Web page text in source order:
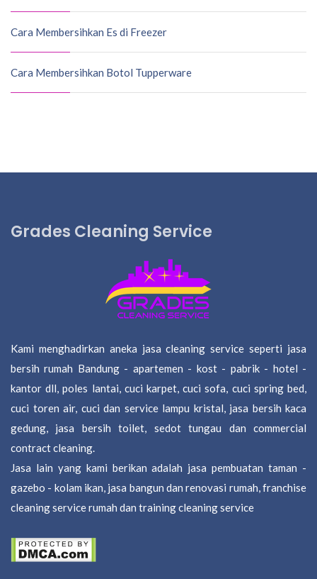
Cara Membersihkan Es di Freezer
Cara Membersihkan Botol Tupperware
Grades Cleaning Service
Kami menghadirkan aneka jasa cleaning service seperti jasa
bersih rumah Bandung - apartemen - kost - pabrik - hotel -
kantor dll, poles lantai, cuci karpet, cuci sofa, cuci spring bed,
cuci toren air, cuci dan service lampu kristal, jasa bersih kaca
gedung, jasa bersih toilet, sedot tungau dan commercial
contract cleaning.
Jasa lain yang kami berikan adalah jasa pembuatan taman -
gazebo - kolam ikan, jasa bangun dan renovasi rumah, franchise
cleaning service rumah dan training cleaning service